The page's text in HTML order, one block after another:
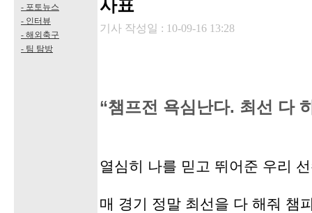
- 포토뉴스
- 인터뷰
- 해외축구
- 팀 탐방
사표
기사 작성일 : 10-09-16 13:28
“챔프전 욕심난다. 최선 다
열심히 나를 믿고 뛰어준 우리
매 경기 정말 최선을 다 해줘 챔